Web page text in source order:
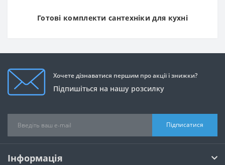
Готові комплекти сантехніки для кухні
Хочете дізнаватися першим про акції і знижки?
Підпишіться на нашу розсилку
Підписатися
Інформація